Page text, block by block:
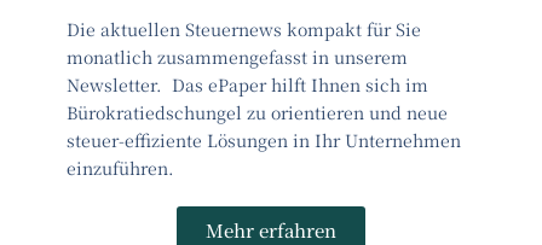
Die aktuellen Steuernews kompakt für Sie
monatlich zusammengefasst in unserem
Newsletter. Das ePaper hilft Ihnen sich im
Bürokratiedschungel zu orientieren und neue
steuer-effiziente Lösungen in Ihr Unternehmen
einzuführen.
Mehr erfahren